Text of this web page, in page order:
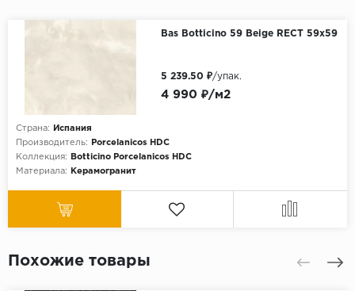
Bas Botticino 59 Beige RECT 59x59
Страна:
Испания
Производитель:
Porcelanicos HDC
Коллекция:
Botticino Porcelanicos HDC
Материала:
Керамогранит
4 990 ₽/м2
5 239.50 ₽/упак.
Похожие товары